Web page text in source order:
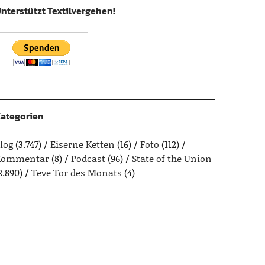
Textilvergehen!
(3.747) Eiserne Ketten (16) Foto (112)
(8) Podcast(96)
State of the Union
Teve Tor des Monats (4)